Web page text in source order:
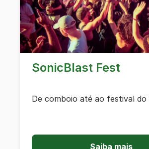
SonicBlast Fest
De comboio até ao festival do
Saiba mais